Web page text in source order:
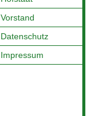
Vorstand
Datenschutz
Impressum